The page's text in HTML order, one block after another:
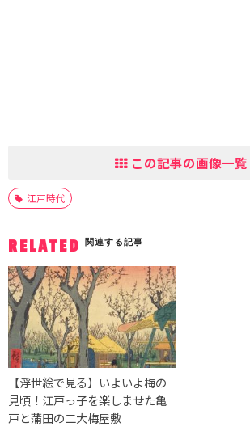
この記事の画像一覧
江戸時代
RELATED 関連する記事
【浮世絵で見る】いよいよ梅の
見頃！江戸っ子を楽しませた亀
戸と蒲田の二大梅屋敷